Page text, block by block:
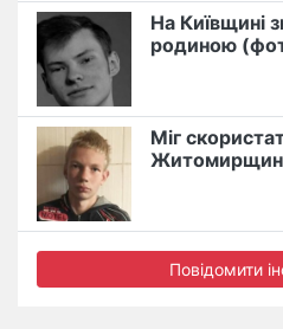
На Київщині
родиною
Міг
Житомирщині
Повідомити